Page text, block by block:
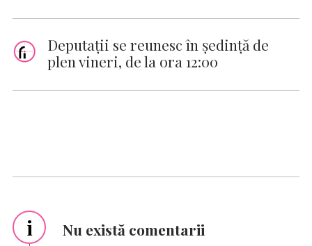
Deputaţii se reunesc în şedinţă de
plen vineri, de la ora 12:00
i Nu există comentarii